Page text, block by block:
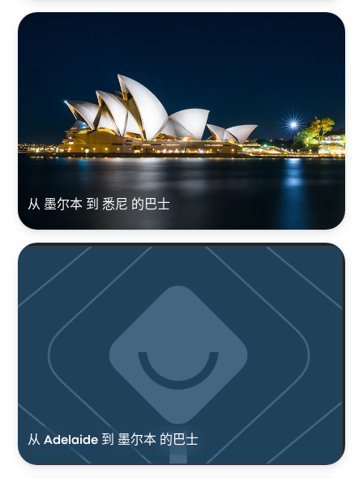
从 墨尔本 到 悉尼 的巴士
从 Adelaide 到 墨尔本 的巴士